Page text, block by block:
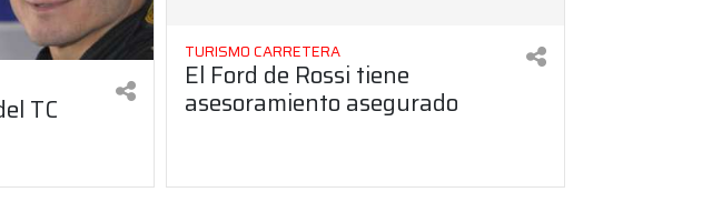
TC
TURISMO CARRETERA
El Ford de Rossi tiene
asesoramiento asegurado